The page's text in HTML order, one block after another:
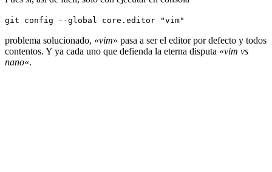
git config --global core.editor "vim"
problema solucionado, «vim» pasa a ser el editor por defecto y todos
contentos. Y ya cada uno que defienda la eterna disputa «vim vs
nano«.